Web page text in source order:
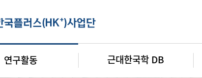
연구활동 근대한국학 DB